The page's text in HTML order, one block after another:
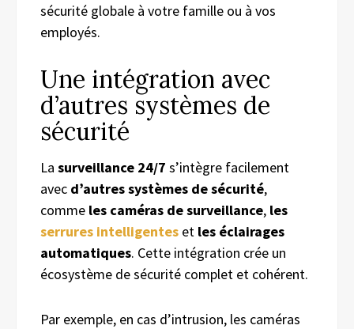
sécurité globale à votre famille ou à vos
employés.
Une intégration avec
d’autres systèmes de
sécurité
La surveillance 24/7 s’intègre facilement
avec d’autres systèmes de sécurité,
comme les caméras de surveillance, les
serrures intelligentes et les éclairages
automatiques. Cette intégration crée un
écosystème de sécurité complet et cohérent.
Par exemple, en cas d’intrusion, les caméras